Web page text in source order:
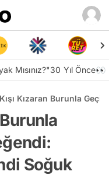
Mısınız?"30 Yıl Önce👀
Kızaran Burunla
Soğuk